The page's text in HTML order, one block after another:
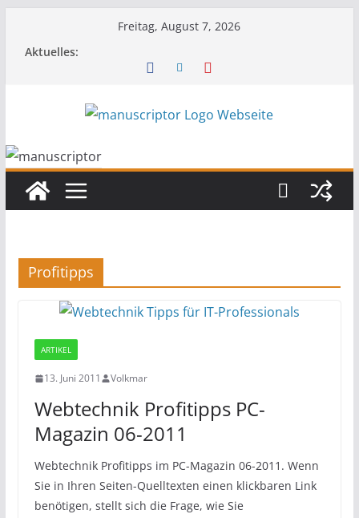
Freitag, August 7, 2026
Aktuelles:
Profitipps
ARTIKEL
13. Juni 2011 Volkmar
Webtechnik Profitipps PC-
Magazin 06-2011
Webtechnik Profitipps im PC-Magazin 06-2011. Wenn
Sie in Ihren Seiten-Quelltexten einen klickbaren Link
benötigen, stellt sich die Frage, wie Sie